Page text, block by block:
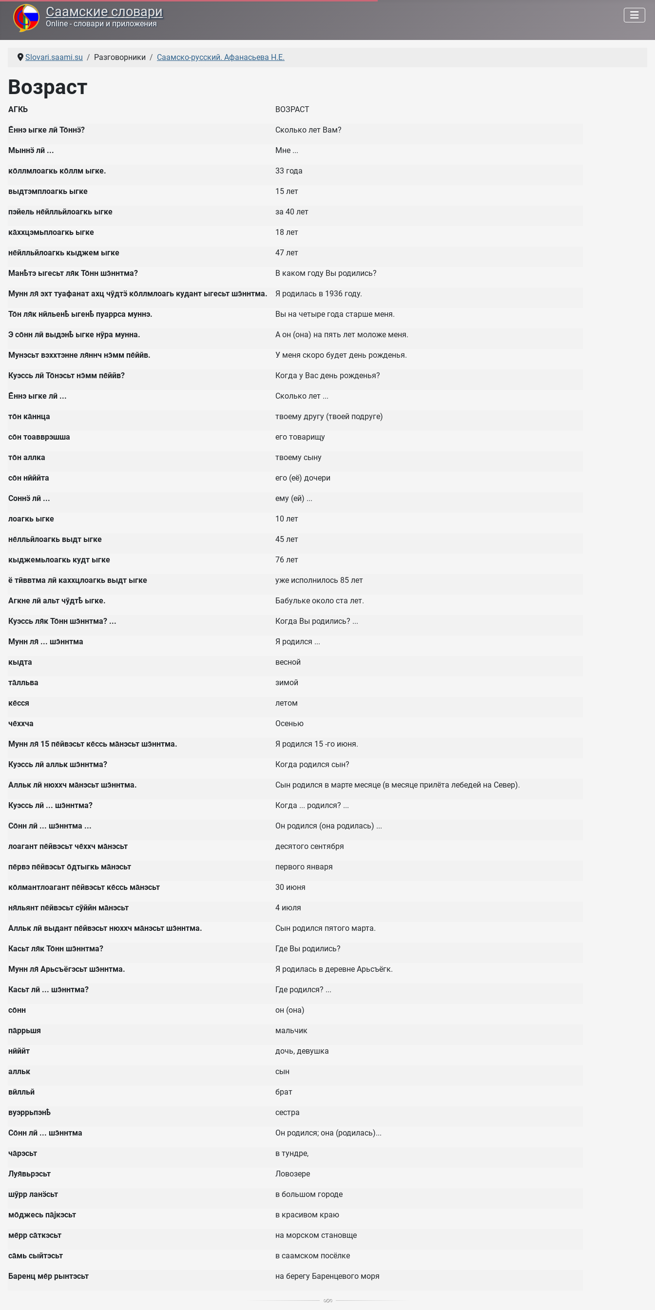
Саамские словари
Online - словари и приложения
Slovari.saami.su Разговорники Саамско-русский. Афанасьева Н.Е.
Возраст
АГКЬ ВОЗРАСТ
Е̄ннэ ыгке лӣ То̄ннӭ? Сколько лет Вам?
Мыннӭ лӣ ... Мне ...
ко̄ллмлоагкь ко̄ллм ыгке. 33 года
выдтэмплоагкь ыгке 15 лет
пэйель не̄йлльйлоагкь ыгке за 40 лет
ка̄ххцэмьплоагкь ыгке 18 лет
не̄йлльйлоагкь кыджем ыгке 47 лет
Манҍтэ ыгесьт ля̄к То̄нн шэ̄ннтма? В каком году Вы родились?
Мунн ля̄ эхт туафанат ахц чӯдтӭ ко̄ллмлоагь кудант ыгесьт шэ̄ннтма. Я родилась в 1936 году.
То̄н ля̄к нӣльенҍ ыгенҍ пуаррса муннэ. Вы на четыре года старше меня.
Э со̄нн лӣ выдэнҍ ыгке нӯра мунна. А он (она) на пять лет моложе меня.
Мунэсьт вэххтэнне ля̄ннч нэ̄мм пе̄ййв. У меня скоро будет день рожденья.
Куэссь лӣ То̄нэсьт нэ̄мм пе̄ййв? Когда у Вас день рожденья?
Е̄ннэ ыгке лӣ ... Сколько лет ...
то̄н ка̄ннца твоему другу (твоей подруге)
со̄н тоавврэшша его товарищу
то̄н аллка твоему сыну
со̄н нӣййта его (её) дочери
Соннӭ лӣ ... ему (ей) ...
лоагкь ыгке 10 лет
не̄лльйлоагкь выдт ыгке 45 лет
кыджемьлоагкь кудт ыгке 76 лет
ё тӣввтма лӣ каххцлоагкь выдт ыгке уже исполнилось 85 лет
Агкне лӣ альт чӯдтҍ ыгке. Бабульке около ста лет.
Куэссь ля̄к То̄нн шэ̄ннтма? ... Когда Вы родились? ...
Мунн ля̄ ... шэ̄ннтма Я родился ...
кыдта весной
та̄лльва зимой
ке̄сся летом
че̄ххча Осенью
Мунн ля̄ 15 пе̄йвэсьт ке̄ссь ма̄нэсьт шэ̄ннтма. Я родился 15 -го июня.
Куэссь лӣ алльк шэ̄ннтма? Когда родился сын?
Алльк лӣ нюххч ма̄нэсьт шэ̄ннтма. Сын родился в марте месяце (в месяце прилёта лебедей на Север).
Куэссь лӣ ... шэ̄ннтма? Когда ... родился? ...
Со̄нн лӣ ... шэ̄ннтма ... Он родился (она родилась) ...
лоагант пе̄йвэсьт че̄ххч ма̄нэсьт десятого сентября
пе̄рвэ пе̄йвэсьт о̄дтыгкь ма̄нэсьт первого января
ко̄лмантлоагант пе̄йвэсьт ке̄ссь ма̄нэсьт 30 июня
ня̄льянт пе̄йвэсьт сӯййн ма̄нэсьт 4 июля
Алльк лӣ выдант пе̄йвэсьт нюххч ма̄нэсьт шэ̄ннтма. Сын родился пятого марта.
Касьт ля̄к То̄нн шэ̄ннтма? Где Вы родились?
Мунн ля̄ Арьсъёгэсьт шэ̄ннтма. Я родилась в деревне Арьсъёгк.
Касьт лӣ ... шэ̄ннтма? Где родился? ...
со̄нн он (она)
па̄ррьшя мальчик
нӣййт дочь, девушка
алльк сын
вӣлльй брат
вуэррьпэнҍ сестра
Со̄нн лӣ ... шэ̄ннтма Он родился; она (родилась)...
ча̄рэсьт в тундре,
Луя̄вьрэсьт Ловозере
шӯрр ланӭсьт в большом городе
мо̄джесь па̄јкэсьт в красивом краю
ме̄рр са̄ткэсьт на морском становще
са̄мь сыйтэсьт в саамском посёлке
Баренц ме̄р рынтэсьт на берегу Баренцевого моря